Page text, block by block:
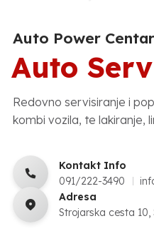
Auto Power Centar
Auto
Redovno servisiranje i
kombi vozila, te lakiranje,
Kontakt Info
091/222-3490
Adresa
Strojarska cesta 10,